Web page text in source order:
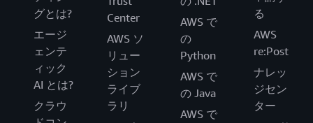
グとは?
エージ
ェンテ
ィック
AI とは?
クラウ
Center
AWS ソ
リュー
ション
ライブ
ラリ
AWS で
の
Python
AWS で
の Java
AWS で
る
AWS
re:Post
ナレッ
ジセン
ター